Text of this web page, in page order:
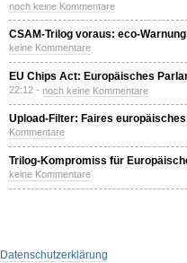
noch keine Kommentare
CSAM-Trilog voraus: eco-
keine Kommentare
EU Chips Act: Europäisches
22:12 - noch keine Kommentare
Upload-Filter: Faires
Kommentare
Trilog-Kompromiss für
keine Kommentare
Datenschutzerklärung